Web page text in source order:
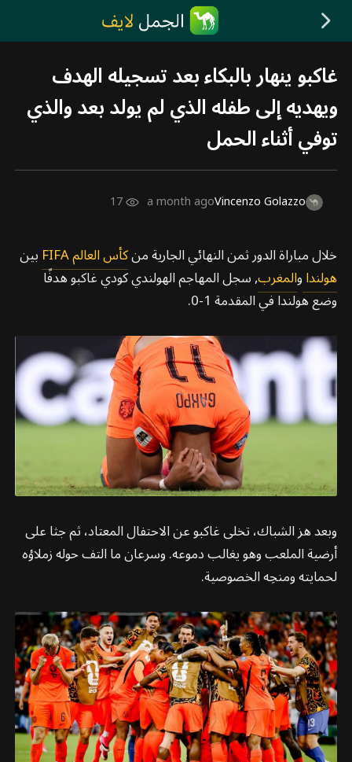
غاكبو ينهار بالبكاء بعد تسجيله الهدف
ويهديه إلى طفله الذي لم يولد بعد والذي
توفي أثناء الحمل
Vincenzo Golazzo
a month ago
17
خلال مباراة الدور ثمن النهائي الجارية منكأس العالم FIFA
بين
هولنداوالمغرب, سجل المهاجم الهولندي كودي غاكبو هدفًا
وضع هولندا في المقدمة 1-0.
وبعد هز الشباك، تخلى غاكبو عن الاحتفال المعتاد، ثم جثا على
أرضية الملعب وهو يغالب دموعه. وسرعان ما التف حوله زملاؤه
لحمايته ومنحِه الخصوصية.